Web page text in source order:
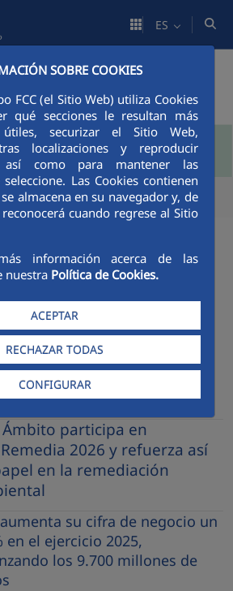
SOBRE COOKIES
FCC (el Sitio Web) utiliza Cookies
qué secciones le resultan más
securizar el Sitio Web,
localizaciones y reproducir
así como para mantener las
Las Cookies contienen
almacena en su navegador y, de
cuando regrese al Sitio
información acerca de las
nuestra Política de Cookies.
ACEPTAR
RECHAZAR TODAS
CONFIGURAR
ES
Ámbito se adjudica el
de gestión integral de
del Aeropuerto Adolfo
Madrid Barajas
Ámbito participa en
2026 y refuerza así
en la remediación
aumenta su cifra de negocio un
en el ejercicio 2025,
los 9.700 millones de